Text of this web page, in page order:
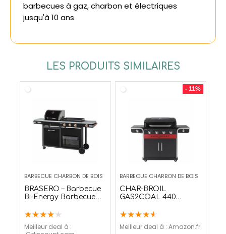
barbecues à gaz, charbon et électriques
jusqu'à 10 ans
LES PRODUITS SIMILAIRES
BARBECUE CHARBON DE BOIS
BRASERO – Barbecue
Bi-Energy Barbecue
60x42cm – Puissance
★★★★★
Meilleur deal à :
- 11%
BARBECUE CHARBON DE BOIS
CHAR-BROIL
GAS2COAL 440
ET GAZ HYBRIDE
★★★★★
Meilleur deal à : Amazon.fr